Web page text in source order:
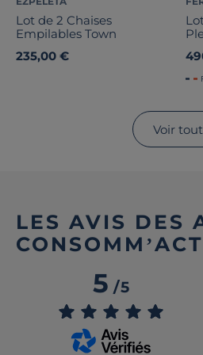
Lot de 2 Chaises
Empilables Town
235,00 €
Voir tout
LES AVIS DES
5/5